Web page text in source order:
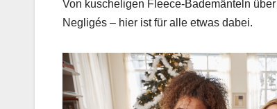
Von kusche­li­gen Fleece-Bademän­teln
Neg­ligés – hier ist für alle etwas dabei.